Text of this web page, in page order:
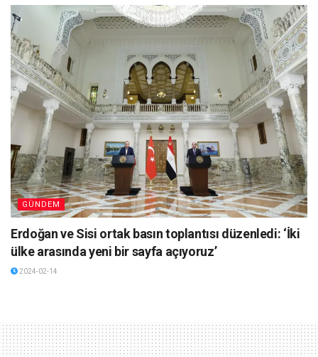
GÜNDEM
Erdoğan ve Sisi ortak basın toplantısı düzenledi: ‘İki
ülke arasında yeni bir sayfa açıyoruz’
2024-02-14